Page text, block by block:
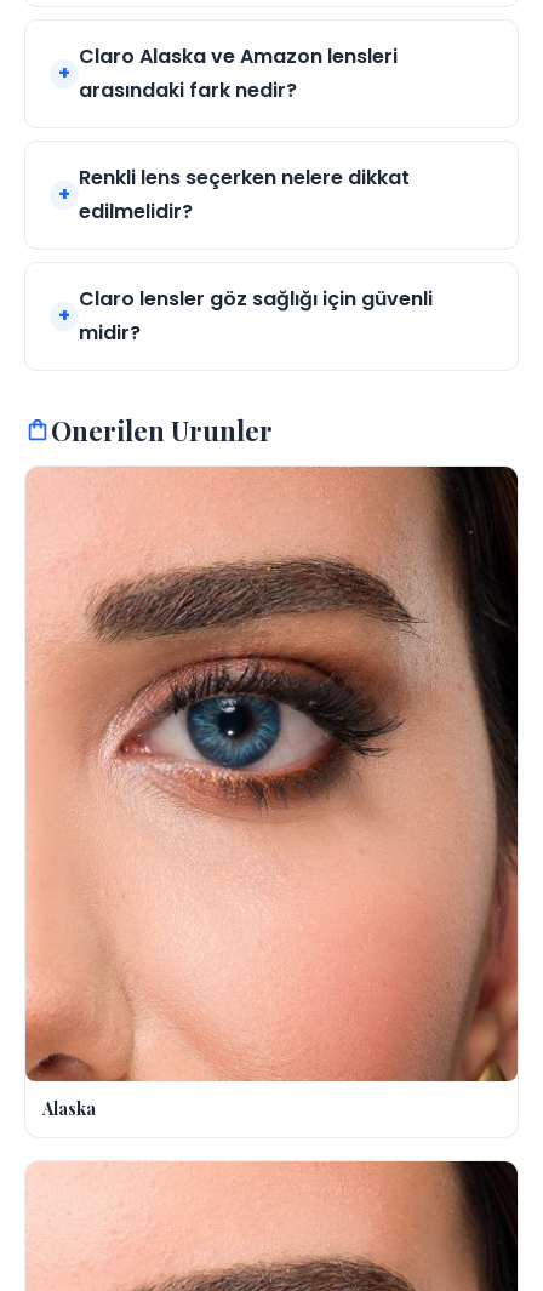
Claro Alaska ve Amazon lensleri
arasındaki fark nedir?
Renkli lens seçerken nelere dikkat
edilmelidir?
Claro lensler göz sağlığı için güvenli
midir?
Onerilen Urunler
Alaska